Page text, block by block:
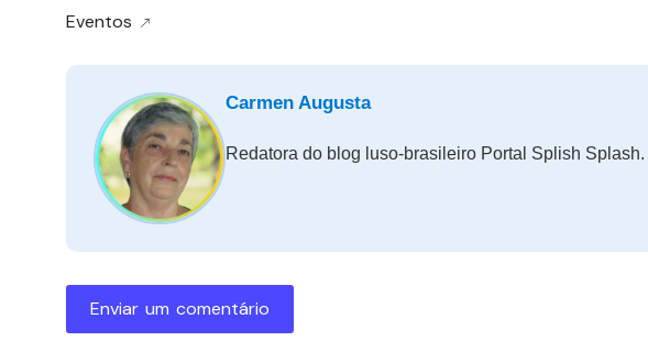
Eventos
Carmen Augusta
Redatora do blog luso-brasileiro Portal Splish Splash.
Enviar um comentário